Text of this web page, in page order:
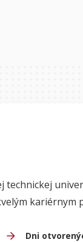
technickej
kariérnym
Dni